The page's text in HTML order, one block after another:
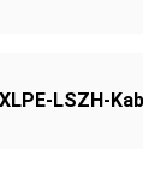
XLPE-LSZH-